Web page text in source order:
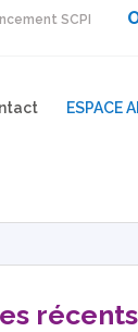
SCPI
ESPACE
récents